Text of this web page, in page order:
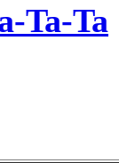
Ta-Ta